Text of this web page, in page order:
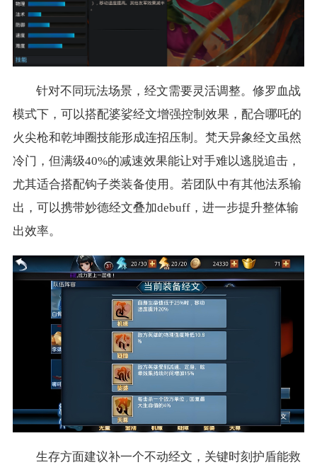
针对不同玩法场景，经文需要灵活调整。修罗血战
模式下，可以搭配婆娑经文增强控制效果，配合哪吒的
火尖枪和乾坤圈技能形成连招压制。梵天异象经文虽然
冷门，但满级40%的减速效果能让对手难以逃脱追击，
尤其适合搭配钩子类装备使用。若团队中有其他法系输
出，可以携带妙德经文叠加debuff，进一步提升整体输
出效率。
生存方面建议补一个不动经文，关键时刻护盾能救